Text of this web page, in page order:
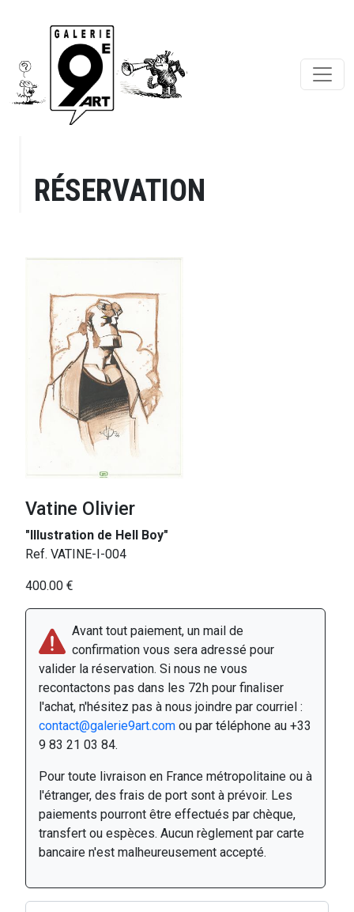
RÉSERVATION
Vatine Olivier
"Illustration de Hell Boy"
Ref. VATINE-I-004
400.00 €
Avant tout paiement, un mail de
confirmation vous sera adressé pour
valider la réservation. Si nous ne vous
recontactons pas dans les 72h pour finaliser
l'achat, n'hésitez pas à nous joindre par courriel :
contact@galerie9art.com ou par téléphone au +33
9 83 21 03 84.
Pour toute livraison en France métropolitaine ou à
l'étranger, des frais de port sont à prévoir. Les
paiements pourront être effectués par chèque,
transfert ou espèces. Aucun règlement par carte
bancaire n'est malheureusement accepté.